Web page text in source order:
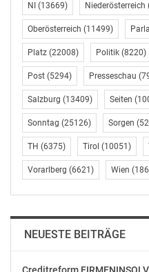
Österreichische
Brucknerstraße 6/3, 1040
Telefon: 01 505 7173 23,
E-Mail:
www.jungbauern.at
OTS-ORIGINALTEXT
AUSSCHLIESSLICHER
DES AUSSENDERS.
© Copyright APA-OTS
der jeweilige Aussender
NI (13669) Niederösterreich
Oberösterreich (11499)
Platz (22008) Politik (8220)
Post (5294) Presseschau
Salzburg (13409) Seiten
Sonntag (25126) Sorgen
TH (6375) Tirol (10051)
Vorarlberg (6621) Wien
NEUESTE BEITRÄGE